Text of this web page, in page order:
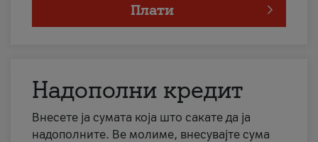
Плати
Надополни кредит
Внесете ја сумата која што сакате да ја
надополните. Ве молиме, внесувајте сума